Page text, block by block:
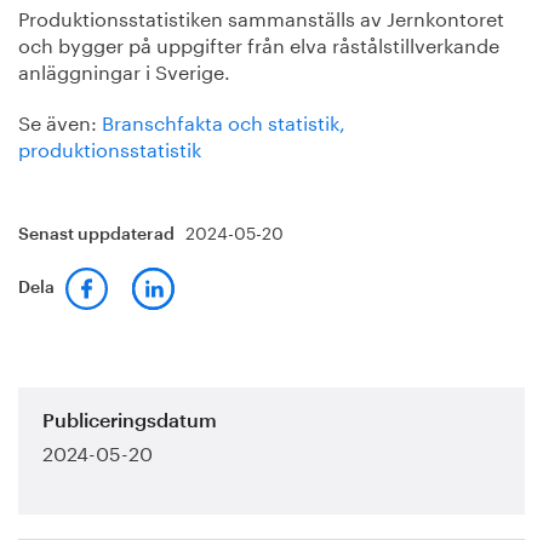
Produktionsstatistiken sammanställs av Jernkontoret
och bygger på uppgifter från elva råstålstillverkande
anläggningar i Sverige.
Se även: Branschfakta och statistik,
produktionsstatistik
Senast uppdaterad 2024-05-20
Dela
Publiceringsdatum
2024-05-20